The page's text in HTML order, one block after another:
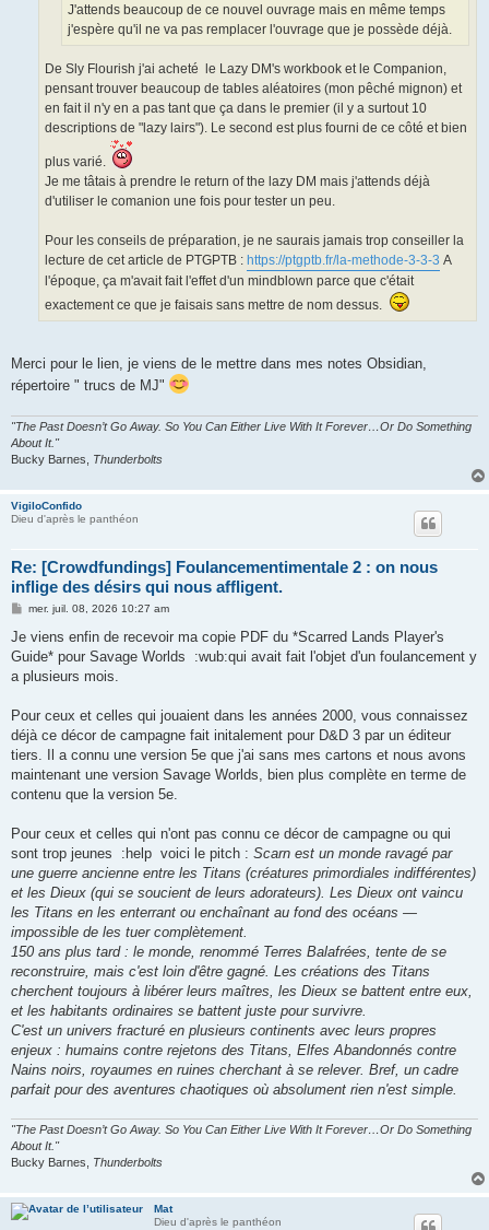
J'attends beaucoup de ce nouvel ouvrage mais en même temps
j'espère qu'il ne va pas remplacer l'ouvrage que je possède déjà.
De Sly Flourish j'ai acheté le Lazy DM's workbook et le Companion,
pensant trouver beaucoup de tables aléatoires (mon pêché mignon) et
en fait il n'y en a pas tant que ça dans le premier (il y a surtout 10
descriptions de "lazy lairs"). Le second est plus fourni de ce côté et bien
plus varié.
Je me tâtais à prendre le return of the lazy DM mais j'attends déjà
d'utiliser le comanion une fois pour tester un peu.
Pour les conseils de préparation, je ne saurais jamais trop conseiller la
lecture de cet article de PTGPTB : https://ptgptb.fr/la-methode-3-3-3 A
l'époque, ça m'avait fait l'effet d'un mindblown parce que c'était
exactement ce que je faisais sans mettre de nom dessus.
Merci pour le lien, je viens de le mettre dans mes notes Obsidian,
répertoire " trucs de MJ"
"The Past Doesn’t Go Away. So You Can Either Live With It Forever…Or Do Something
About It."
Bucky Barnes, Thunderbolts
VigiloConfido
Dieu d'après le panthéon
Re: [Crowdfundings] Foulancementimentale 2 : on nous
inflige des désirs qui nous affligent.
M
s
a
g
e
mer. juil. 08, 2026 10:27 am
Je viens enfin de recevoir ma copie PDF du *Scarred Lands Player's
Guide* pour Savage Worlds :wub:qui avait fait l'objet d'un foulancement y
a plusieurs mois.
Pour ceux et celles qui jouaient dans les années 2000, vous connaissez
déjà ce décor de campagne fait initalement pour D&D 3 par un éditeur
tiers. Il a connu une version 5e que j'ai sans mes cartons et nous avons
maintenant une version Savage Worlds, bien plus complète en terme de
contenu que la version 5e.
Pour ceux et celles qui n'ont pas connu ce décor de campagne ou qui
sont trop jeunes :help voici le pitch : Scarn est un monde ravagé par
une guerre ancienne entre les Titans (créatures primordiales indifférentes)
et les Dieux (qui se soucient de leurs adorateurs). Les Dieux ont vaincu
les Titans en les enterrant ou enchaînant au fond des océans —
impossible de les tuer complètement.
150 ans plus tard : le monde, renommé Terres Balafrées, tente de se
reconstruire, mais c'est loin d'être gagné. Les créations des Titans
cherchent toujours à libérer leurs maîtres, les Dieux se battent entre eux,
et les habitants ordinaires se battent juste pour survivre.
C'est un univers fracturé en plusieurs continents avec leurs propres
enjeux : humains contre rejetons des Titans, Elfes Abandonnés contre
Nains noirs, royaumes en ruines cherchant à se relever. Bref, un cadre
parfait pour des aventures chaotiques où absolument rien n'est simple.
"The Past Doesn’t Go Away. So You Can Either Live With It Forever…Or Do Something
About It."
Bucky Barnes, Thunderbolts
Mat
Dieu d'après le panthéon